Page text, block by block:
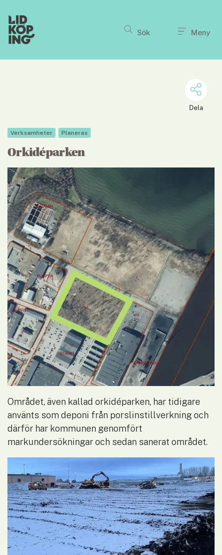
Sök Meny
Dela
Verksamheter Planeras
Orkidéparken
Området, även kallad orkidéparken, har tidigare
använts som deponi från porslinstillverkning och
därför har kommunen genomfört
markundersökningar och sedan sanerat området.